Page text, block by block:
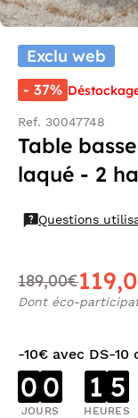
Exclu web
- 37%
Ref. 30047748
Table
laqué - 2
Questions
189,00€
Dont éco-
-10€ avec DS-
0 0
JOURS
1 5
HEURES